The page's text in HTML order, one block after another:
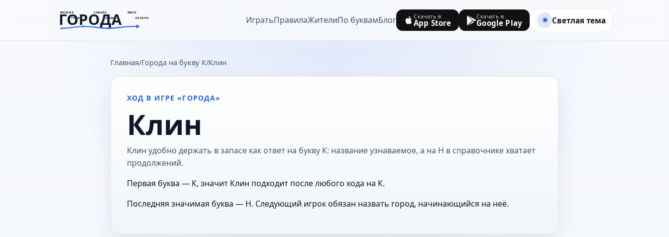
МОСКВА САМАРА ОМСК
ТУЛА СОЧИ КАЗАНЬ
ГОРОДА
goroda-na.ru ИгратьПравилаЖителиПо буквамБлог Скачать в
App Store
Скачать в
Google Play Светлая тема
Главная Города на букву К Клин
ХОД В ИГРЕ «ГОРОДА»
Клин
Клин удобно держать в запасе как ответ на букву К: название узнаваемое, а на Н в справочнике хватает
продолжений.
Первая буква — К, значит Клин подходит после любого хода на К.
Последняя значимая буква — Н. Следующий игрок обязан назвать город, начинающийся на неё.